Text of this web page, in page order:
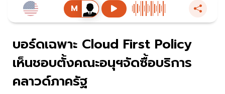
บอร์ดเฉพาะ Cloud First Policy
เห็นชอบตั้งคณะอนุฯจัดซื้อบริการ
คลาวด์ภาครัฐ